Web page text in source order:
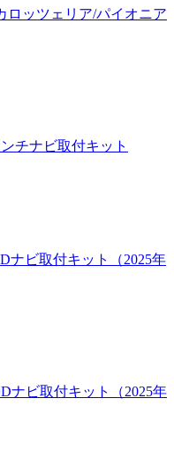
ッツェリア/パイオニア
チナビ取付キット
ナビ取付キット（2025年
ナビ取付キット（2025年